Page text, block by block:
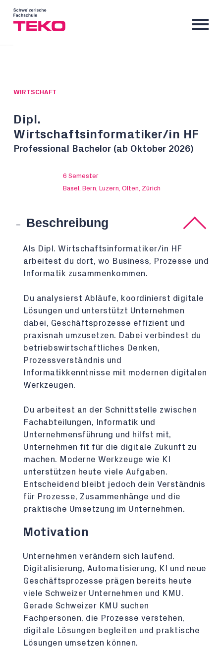
WIRTSCHAFT
Dipl.
Wirtschaftsinformatiker/in HF
Professional Bachelor (ab Oktober 2026)
6 Semester
Basel, Bern, Luzern, Olten, Zürich
Beschreibung
Als Dipl. Wirtschaftsinformatiker/in HF
arbeitest du dort, wo Business, Prozesse und
Informatik zusammenkommen.
Du analysierst Abläufe, koordinierst digitale
Lösungen und unterstützt Unternehmen
dabei, Geschäftsprozesse effizient und
praxisnah umzusetzen. Dabei verbindest du
betriebswirtschaftliches Denken,
Prozessverständnis und
Informatikkenntnisse mit modernen digitalen
Werkzeugen.
Du arbeitest an der Schnittstelle zwischen
Fachabteilungen, Informatik und
Unternehmensführung und hilfst mit,
Unternehmen fit für die digitale Zukunft zu
machen. Moderne Werkzeuge wie KI
unterstützen heute viele Aufgaben.
Entscheidend bleibt jedoch dein Verständnis
für Prozesse, Zusammenhänge und die
praktische Umsetzung im Unternehmen.
Motivation
Unternehmen verändern sich laufend.
Digitalisierung, Automatisierung, KI und neue
Geschäftsprozesse prägen bereits heute
viele Schweizer Unternehmen und KMU.
Gerade Schweizer KMU suchen
Fachpersonen, die Prozesse verstehen,
digitale Lösungen begleiten und praktische
Lösungen umsetzen können.